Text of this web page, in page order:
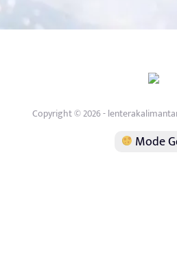
Copyright © 2026 -
Mode